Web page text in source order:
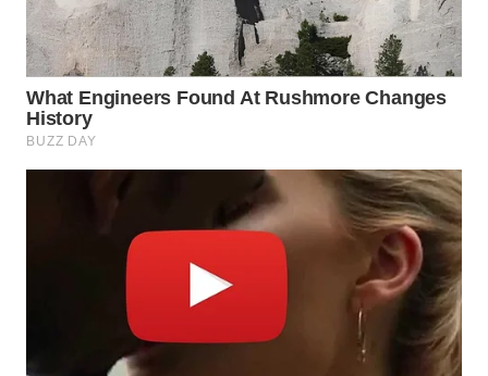
WN
PADANG
LAWAS
WN
SUMEDANG